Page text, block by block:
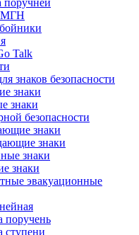
поручней
МГН
Talk
знаков безопасности
знаки
знаки
безопасности
знаки
знаки
знаки
знаки
эвакуационные
поручень
ступени